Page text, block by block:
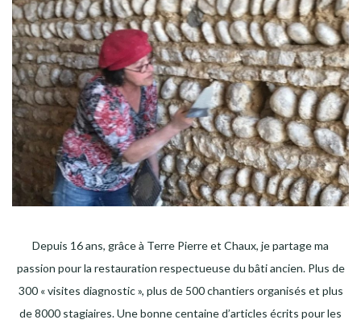
Depuis 16 ans, grâce à Terre Pierre et Chaux, je partage ma
passion pour la restauration respectueuse du bâti ancien. Plus de
300 « visites diagnostic », plus de 500 chantiers organisés et plus
de 8000 stagiaires. Une bonne centaine d’articles écrits pour les